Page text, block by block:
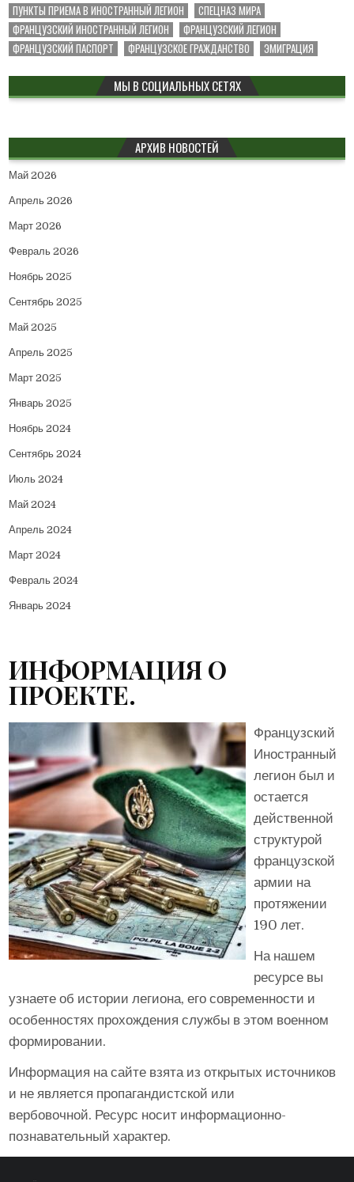
ПУНКТЫ ПРИЕМА В ИНОСТРАННЫЙ ЛЕГИОН
СПЕЦНАЗ МИРА
ФРАНЦУЗСКИЙ ИНОСТРАННЫЙ ЛЕГИОН
ФРАНЦУЗСКИЙ ЛЕГИОН
ФРАНЦУЗСКИЙ ПАСПОРТ
ФРАНЦУЗСКОЕ ГРАЖДАНСТВО ЭМИГРАЦИЯ
МЫ В СОЦИАЛЬНЫХ СЕТЯХ
АРХИВ НОВОСТЕЙ
Май 2026
Апрель 2026
Март 2026
Февраль 2026
Ноябрь 2025
Сентябрь 2025
Май 2025
Апрель 2025
Март 2025
Январь 2025
Ноябрь 2024
Сентябрь 2024
Июль 2024
Май 2024
Апрель 2024
Март 2024
Февраль 2024
Январь 2024
ИНФОРМАЦИЯ О
ПРОЕКТЕ.
Французский
Иностранный
легион был и
остается
действенной
структурой
французской
армии на
протяжении
190 лет.
На нашем
ресурсе вы
узнаете об истории легиона, его современности и
особенностях прохождения службы в этом военном
формировании.
Информация на сайте взята из открытых источников
и не является пропагандистской или
вербовочной. Ресурс носит информационно-
познавательный характер.